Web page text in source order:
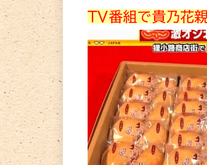
TV番組で貴乃花